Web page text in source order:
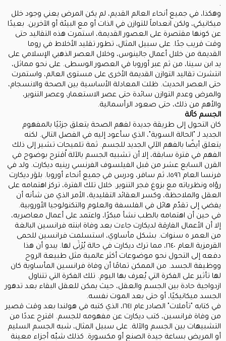
.
وهكذا، في جميع أنحاء العالم القديم، لم يكن المرض يعني وجود خلل
ميكانيكي، ولكن انعداماً للتوازن في الذات أو مع البيئة أو الآخرين. بعيدًا
عن كونها مقتصرة على العصور القديمة، استمرت هذه التقاليد حتى
وقت قريب جدًا. على سبيل المثال، تطور تقليد الأخلاط في روما
القديمة من خلال أعمال جالينوس، وخلال العصر الذهبي الإسلامي على
يد ابن سينا، من ثم عبر أوروبا في العصور الوسطى. على نحو مماثل،
انتشرت تقاليد التوازن القديمة الأخرى على مستوى العالم، واستمرت
حتى العصر الحديث. ظلت المعادلة الأساسية بين الصحة والانسجام،
والمرض وعدم التوازن سائدة حتى عصر الاستعمار، وعصر التنوير،
والأهم من ذلك، حتى صعود الرأسمالية.
الجسم كآلة
كان التحول إلى طريقة جديدة لفهم الصحة يتعلق جزئيًا بالمفهوم
الجديد لـ "الحالة السوية"، الذي سأعود إليه في الفصل التالي. لكنه
يتعلق أيضًا بالفهم الآلي الجديد للجسم. ثمة تلميحات تشير إلى ذلك
الفهم في فترة سابقة، إلا أن تشبيه الجسم بالآلة اُقترح بوضوح في
القرن السابع عشر من قبل الفيلسوف الفرنسي رينيه ديكارت. ولد في
فرنسا العام ١٥٩٦، ثم سافر، ودرس في جميع أنحاء أوروبا. بلوَر ديكارت
رؤاه ونظرياته مع بزوغ فجر التنوير. خلال تلك الفترة، تركز اهتمامه على
العقل والملاحظة، وكسر العقائد التقليدية، الأمر الذي من شأنه أن
يفضي إلى تقدّم هائل في الفلسفة والعلوم والتكنولوجيا الأوروبية.
في حين أن اهتمامه بالطب نشأ مبكرًا، واعتمد على أعمال معاصريه،
إلا أن الأعمال الفارقة لديكارت جاءت بعد وفاة ابنته فرانسين البالغة
من العمر ٥ سنوات. بشكل مأساوي، استسلمت فرانسين للحمى
القرمزية العام ١٦٤٠، مما ترك ديكارت في حالة يُرْثَى لها. يبدو أن هذا
دفعه إلى التحول نحو موضوعات أكثر عالمية مثل طبيعة الروح
ووظيفة الجسد. من الممكن تمامًا أن وفاة فرانسين المأساوية كان
لها تأثير على الفكرة التي يُعرف بها اليوم. تلك الفكرة التي تتناول
ازدواجية حادة بين الجسم والعقل، حيث يمكن للعقل البقاء بعد تدهور
الجسد ميكانيكيًا، أو حتى بعد الموت نفسه.
في كتابه "تأملات" الصادر عام ١٦٤١، الذي كتبه في هولندا بعد وقت قصير
من وفاة فرانسين، كتب ديكارت عن مفهومه للجسم. اقترح عددًا من
التشبيهات بين الجسم والآلة. على سبيل المثال، شبه الجسم السليم
أو المريض بساعة جيدة الصنع أو مكسورة. كذلك شبّه أجزاء معينة